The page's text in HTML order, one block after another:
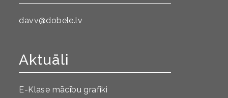
davv@dobele.lv
Aktuāli
E-Klase mācību grafiki